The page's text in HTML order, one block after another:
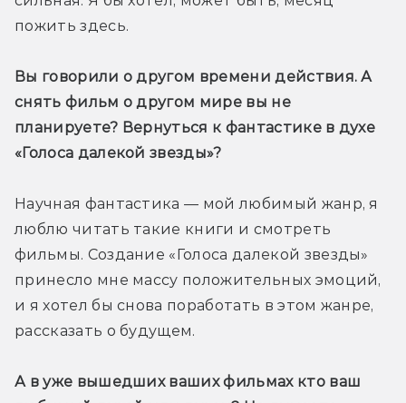
пожить здесь.
Вы говорили о другом времени действия. А
снять фильм о другом мире вы не
планируете? Вернуться к фантастике в духе
«Голоса далекой звезды»?
Научная фантастика — мой любимый жанр, я
люблю читать такие книги и смотреть
фильмы. Создание «Голоса далекой звезды»
принесло мне массу положительных эмоций,
и я хотел бы снова поработать в этом жанре,
рассказать о будущем.
А в уже вышедших ваших фильмах кто ваш